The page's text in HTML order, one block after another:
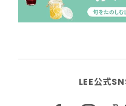
LEE公式